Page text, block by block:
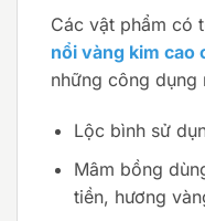
Các vật phẩm có
nổi vàng kim cao
những công dụng
Lộc bình sử
Mâm bồng
tiền, hương